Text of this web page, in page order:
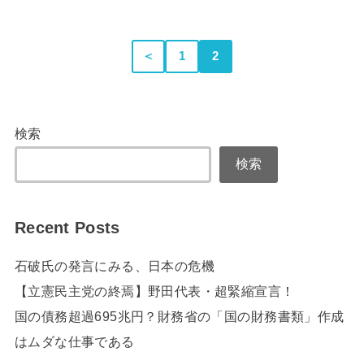
＜ 1 2
検索
検索
Recent Posts
石破氏の発言にみる、日本の危機
【立憲民主党の終焉】野田代表・超緊縮宣言！
国の債務超過695兆円？財務省の「国の財務書類」作成
はムダな仕事である